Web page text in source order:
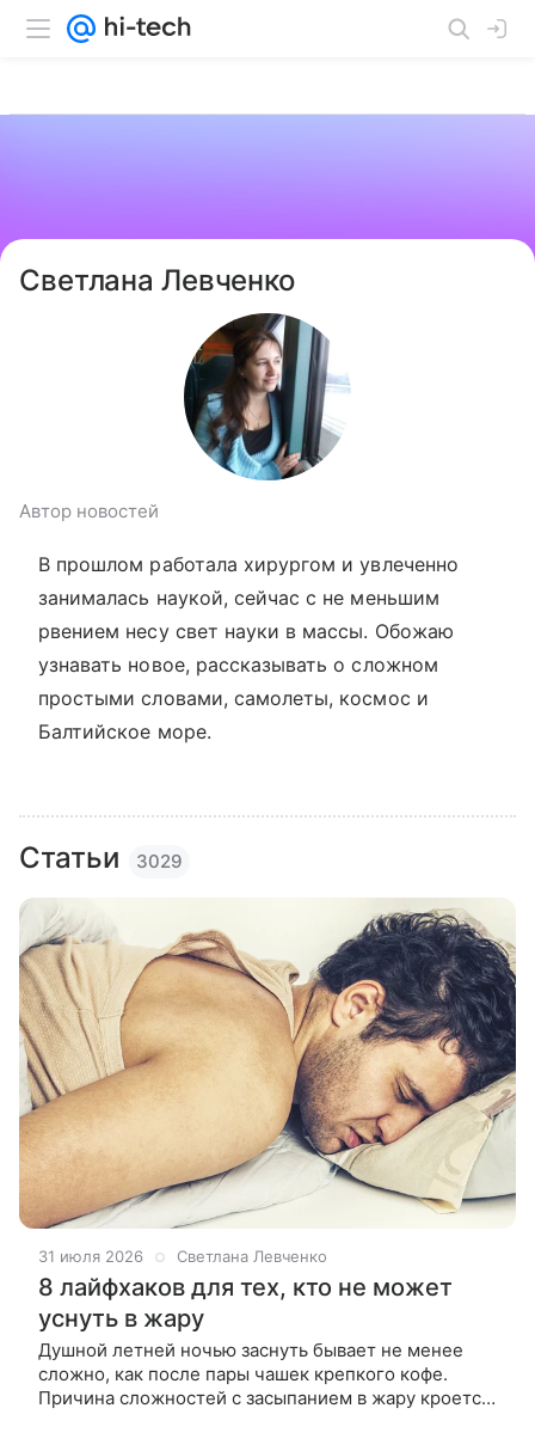
Светлана Левченко
Автор новостей
В прошлом работала хирургом и увлеченно
занималась наукой, сейчас с не меньшим
рвением несу свет науки в массы. Обожаю
узнавать новое, рассказывать о сложном
простыми словами, самолеты, космос и
Балтийское море.
Статьи 3029
31 июля 2026 Светлана Левченко
8 лайфхаков для тех, кто не может
уснуть в жару
Душной летней ночью заснуть бывает не менее
сложно, как после пары чашек крепкого кофе.
Причина сложностей с засыпанием в жару кроется